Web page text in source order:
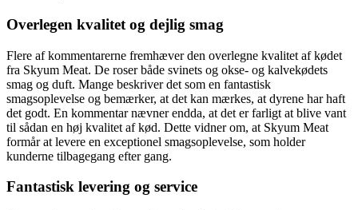
Overlegen kvalitet og dejlig smag
Flere af kommentarerne fremhæver den overlegne kvalitet af kødet
fra Skyum Meat. De roser både svinets og okse- og kalvekødets
smag og duft. Mange beskriver det som en fantastisk
smagsoplevelse og bemærker, at det kan mærkes, at dyrene har haft
det godt. En kommentar nævner endda, at det er farligt at blive vant
til sådan en høj kvalitet af kød. Dette vidner om, at Skyum Meat
formår at levere en exceptionel smagsoplevelse, som holder
kunderne tilbagegang efter gang.
Fantastisk levering og service